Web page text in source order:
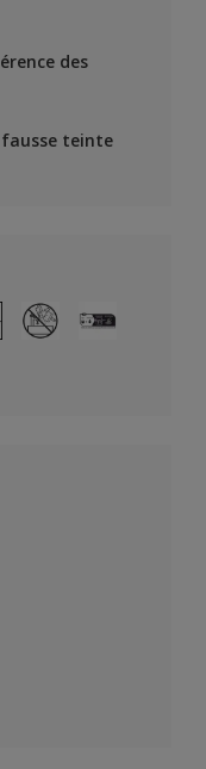
des
teinte